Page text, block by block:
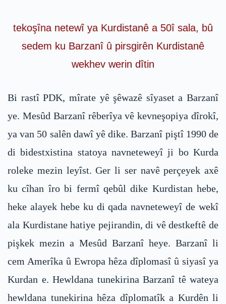
tekoşîna netewî ya Kurdistanê a 50î sala, bû
sedem ku Barzanî û pirsgirên Kurdistanê
wekhev werin dîtin
Bi rastî PDK, mîrate yê şêwazê sîyaset a Barzanî
ye. Mesûd Barzanî rêberîya vê kevneşopiya dîrokî,
ya van 50 salên dawî yê dike. Barzanî piştî 1990 de
di bidestxistina statoya navneteweyî ji bo Kurda
roleke mezin leyîst. Ger li ser navê perçeyek axê
ku cîhan îro bi fermî qebûl dike Kurdistan hebe,
heke alayek hebe ku di qada navneteweyî de wekî
ala Kurdistane hatiye pejirandin, di vê destkeftê de
pişkek mezin a Mesûd Barzanî heye. Barzanî li
cem Amerîka û Ewropa hêza dîplomasî û siyasî ya
Kurdan e. Hewldana tunekirina Barzanî tê wateya
hewldana tunekirina hêza dîplomatîk a Kurdên li